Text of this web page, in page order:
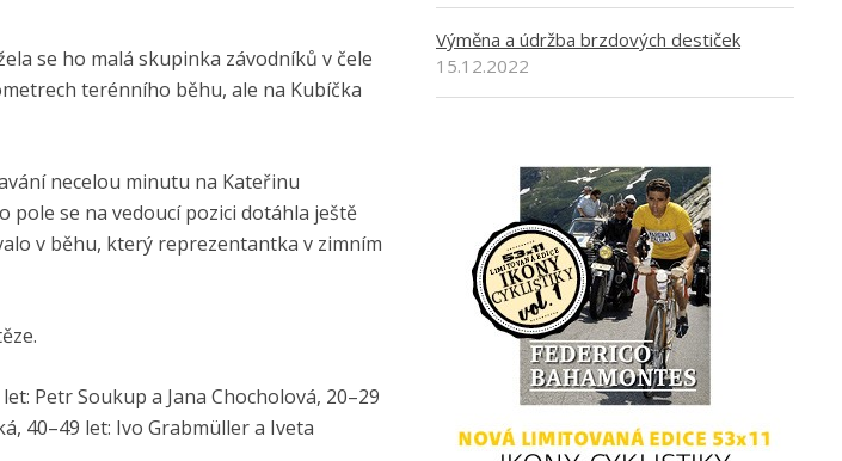
se ho malá skupinka závodníků v čele
terénního běhu, ale na Kubíčka
necelou minutu na Kateřinu
se na vedoucí pozici dotáhla ještě
v běhu, který reprezentantka v zimním
Petr Soukup a Jana Chocholová, 20–29
40–49 let: Ivo Grabmüller a Iveta
Výměna a údržba brzdových destiček
15.12.2022